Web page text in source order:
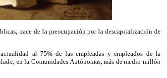
nace de la preocupación por la descapitalización de
al 75% de las empleadas y empleados de la
en la Comunidades Autónomas, más de medio millón